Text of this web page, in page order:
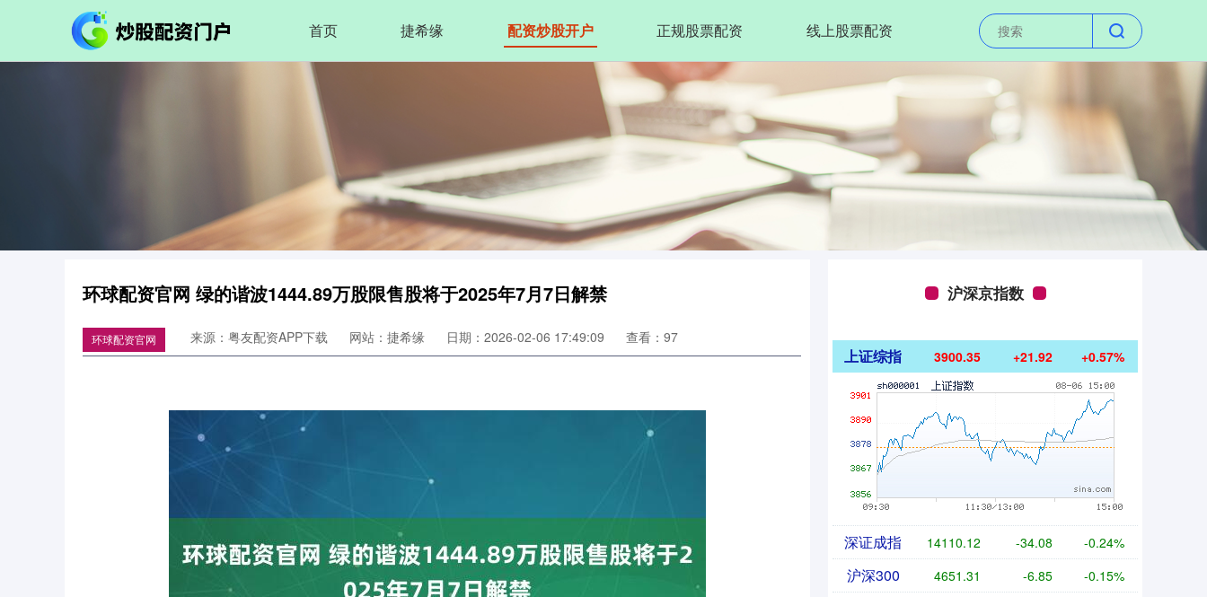
首页 捷希缘 配资炒股开户 正规股票配资 线上股票配资
环球配资官网 绿的谐波1444.89万股限售股将于2025年7月7日解禁
环球配资官网 来源：粤友配资APP下载 网站：捷希缘 日期：2026-02-06 17:49:09 查看：97
沪深京指数
上证综指 3900.35 +21.92 +0.57%
深证成指 14110.12 -34.08 -0.24%
沪深300 4651.31 -6.85 -0.15%